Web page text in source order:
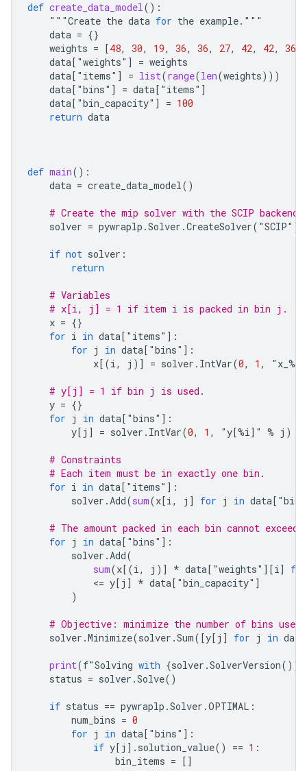
def create_data_model():
    """
Create the data for the example. """
data = {}
weights = [48, 30, 19, 36, 36, 27, 42, 42, 36
data[ "weights" ] = weights
data[ " items" ] = list(range(len(weights)))
data[ "bins" ] = data[ " items" ]
data[ "bin_capacity" ] = 100
return data
def main():
data = create_data_model()
# Create the mip solver with the SCIP backend.
solver = pywraplp .Solver .CreateSolver( "SCIP" )
if not solver :
return
# Variables
# x[i, j] = 1 if item i is packed in bin j.
x = {}
for i in data[ " items" ]:
for j in data[ "bins" ]:
x[(i, j )] = solver . IntVar(0, 1 , " x_ %
# y[j] = 1 if bin j is used.
y = {}
for j in data[ "bins" ]:
y[ j ] = solver . IntVar(0, 1 , "y[%i] " % j )
# Constraints
# Each item must be in exactly one bin.
for i in data[ " items" ]:
solver .Add(sum(x[i, j ] for j in data[ "bins
# The amount packed in each bin cannot
for j in data[ "bins" ]:
solver .Add(
sum(x[(i, j )] * data[ "weights" ][i]
for
            <
= y[ j ] * data[ "bin_capacity" ]
)
# Objective: minimize the number of bins used.
solver .Minimize(solver .Sum([y[ j ] for j in data
print(f"Solving with {solver .SolverVersion
status = solver .Solve()
if status == pywraplp .Solver .OPTIMAL :
num_bins = 0
for j in data[ "bins" ]:
if y[ j ] . solution_value() == 1 :
bin_items = []